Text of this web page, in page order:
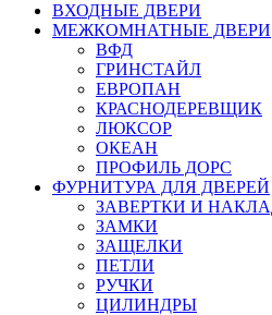
ВХОДНЫЕ ДВЕРИ
МЕЖКОМНАТНЫЕ ДВЕРИ
ВФД
ГРИНСТАЙЛ
ЕВРОПАН
КРАСНОДЕРЕВЩИК
ЛЮКСОР
ОКЕАН
ПРОФИЛЬ ДОРС
ФУРНИТУРА ДЛЯ ДВЕРЕЙ
ЗАВЕРТКИ И
ЗАМКИ
ЗАЩЕЛКИ
ПЕТЛИ
РУЧКИ
ЦИЛИНДРЫ